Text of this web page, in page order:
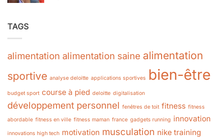
TAGS
alimentation alimentation saine alimentation
sportive analyse deloitte applications sportives bien-être
budget sport course à pied deloitte digitalisation
développement personnel fenêtres de toit fitness fitness
abordable fitness en ville fitness maman france gadgets running innovation
innovations high tech motivation musculation nike training